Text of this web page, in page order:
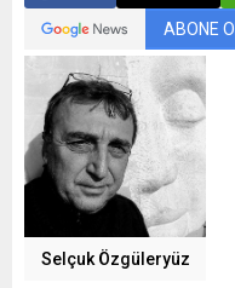
ABONE OL
Selçuk Özgüleryüz